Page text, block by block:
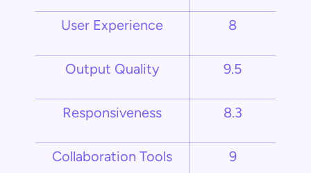
User Experience 8
Output Quality 9.5
Responsiveness 8.3
Collaboration Tools 9